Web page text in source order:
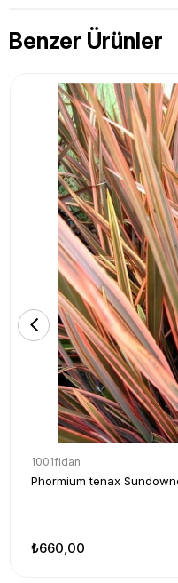
Benzer Ürünler
1001fidan
Phormium tenax
₺660,00